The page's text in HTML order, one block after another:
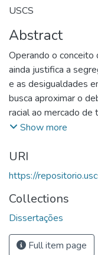
USCS
Abstract
Operando o conceito
ainda justifica a
e as desigualdades
busca aproximar o
racial ao mercado de
representatividade
processo
por eles em sua
racismo estrutural.
o objetivo principal
interesse público pode
ser utilizada de
contribuir no processo
Show more
URI
https://
Collections
Dissertações
Full item page